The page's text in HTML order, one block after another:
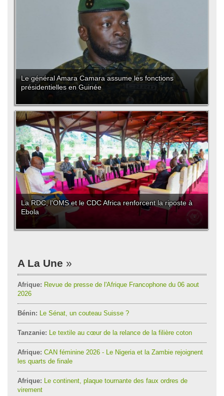
Le général Amara Camara assume les fonctions
présidentielles en Guinée
La RDC, l'OMS et le CDC Africa renforcent la riposte à
Ebola
A La Une
Afrique: Revue de presse de l'Afrique Francophone du 06 aout
2026
Bénin: Le Sénat, un couteau Suisse ?
Tanzanie: Le textile au cœur de la relance de la filière coton
Afrique: CAN féminine 2026 - Le Nigeria et la Zambie rejoignent
les quarts de finale
Afrique: Le continent, plaque tournante des faux ordres de
virement